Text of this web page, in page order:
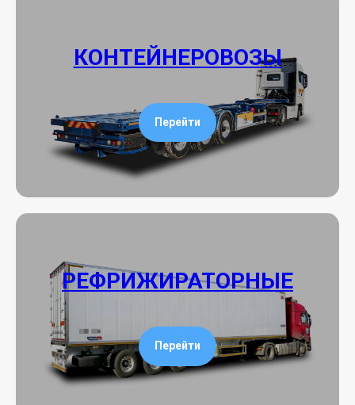
КОНТЕЙНЕРОВОЗЫ
Перейти
РЕФРИЖИРАТОРНЫЕ
Перейти